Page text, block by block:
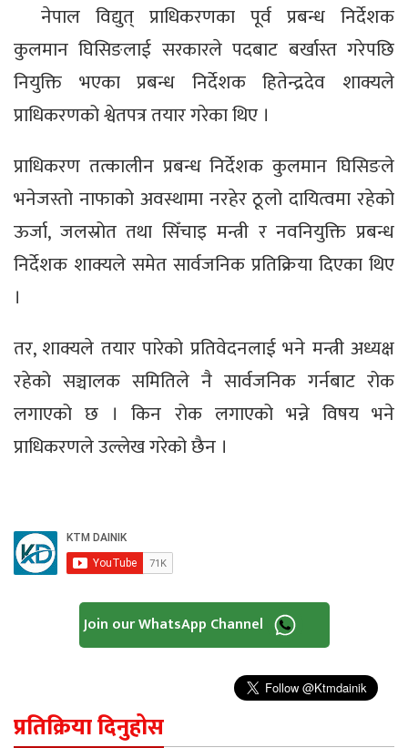
नेपाल विद्युत् प्राधिकरणका पूर्व प्रबन्ध निर्देशक
कुलमान घिसिङलाई सरकारले पदबाट बर्खास्त गरेपछि
नियुक्ति भएका प्रबन्ध निर्देशक हितेन्द्रदेव शाक्यले
प्राधिकरणको श्वेतपत्र तयार गरेका थिए ।
प्राधिकरण तत्कालीन प्रबन्ध निर्देशक कुलमान घिसिङले
भनेजस्तो नाफाको अवस्थामा नरहेर ठूलो दायित्वमा रहेको
ऊर्जा, जलस्रोत तथा सिँचाइ मन्त्री र नवनियुक्ति प्रबन्ध
निर्देशक शाक्यले समेत सार्वजनिक प्रतिक्रिया दिएका थिए
।
तर, शाक्यले तयार पारेको प्रतिवेदनलाई भने मन्त्री अध्यक्ष
रहेको सञ्चालक समितिले नै सार्वजनिक गर्नबाट रोक
लगाएको छ । किन रोक लगाएको भन्ने विषय भने
प्राधिकरणले उल्लेख गरेको छैन ।
Join our WhatsApp Channel
प्रतिक्रिया दिनुहोस